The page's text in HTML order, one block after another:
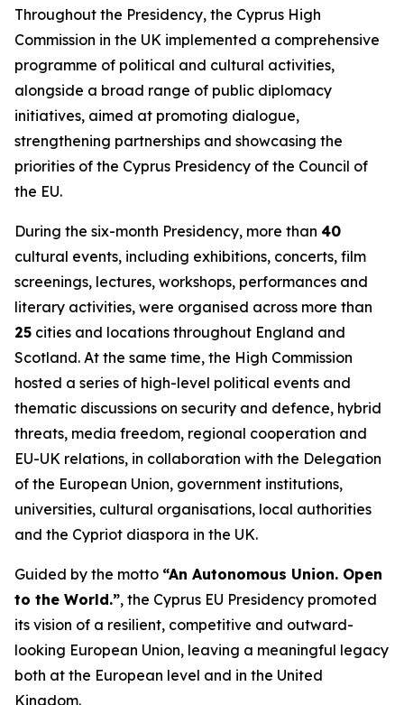
Throughout the Presidency, the Cyprus High
Commission in the UK implemented a comprehensive
programme of political and cultural activities,
alongside a broad range of public diplomacy
initiatives, aimed at promoting dialogue,
strengthening partnerships and showcasing the
priorities of the Cyprus Presidency of the Council of
the EU.
During the six-month Presidency, more than 40
cultural events, including exhibitions, concerts, film
screenings, lectures, workshops, performances and
literary activities, were organised across more than
25 cities and locations throughout England and
Scotland. At the same time, the High Commission
hosted a series of high-level political events and
thematic discussions on security and defence, hybrid
threats, media freedom, regional cooperation and
EU-UK relations, in collaboration with the Delegation
of the European Union, government institutions,
universities, cultural organisations, local authorities
and the Cypriot diaspora in the UK.
Guided by the motto “An Autonomous Union. Open
to the World.”, the Cyprus EU Presidency promoted
its vision of a resilient, competitive and outward-
looking European Union, leaving a meaningful legacy
both at the European level and in the United
Kingdom.